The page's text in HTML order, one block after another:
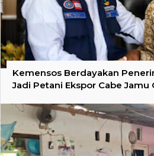
Kemensos Berdayakan
Jadi Petani Ekspor Cabe Jamu